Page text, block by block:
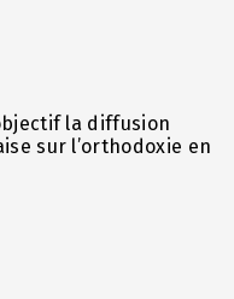
la diffusion
sur l’orthodoxie en